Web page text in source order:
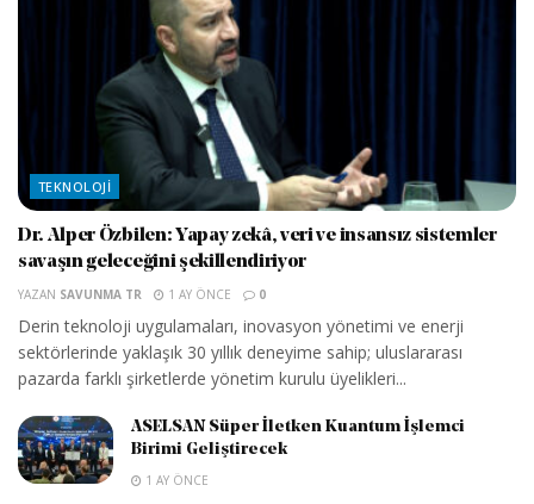
TEKNOLOJI
Dr. Alper Özbilen: Yapay zekâ, veri ve insansız sistemler
savaşın geleceğini şekillendiriyor
YAZAN SAVUNMA TR 1 AY ÖNCE 0
Derin teknoloji uygulamaları, inovasyon yönetimi ve enerji
sektörlerinde yaklaşık 30 yıllık deneyime sahip; uluslararası
pazarda farklı şirketlerde yönetim kurulu üyelikleri...
ASELSAN Süper İletken Kuantum İşlemci
Birimi Geliştirecek
1 AY ÖNCE